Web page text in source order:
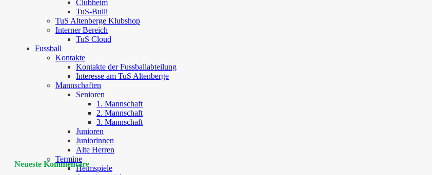
Clubheim
TuS-Bulli
TuS Altenberge Klubshop
Interner Bereich
TuS Cloud
Fussball
Kontakte
Kontakte der Fussballabteilung
Interesse am TuS Altenberge
Mannschaften
Senioren
1. Mannschaft
2. Mannschaft
3. Mannschaft
Junioren
Juniorinnen
Alte Herren
Termine
Heimspiele
Neueste Kommentare